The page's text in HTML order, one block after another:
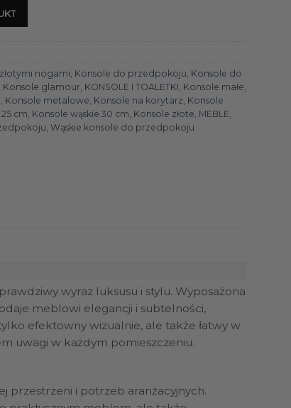
nogami Konsole do przedpokoju Konsole do
Konsole glamour KONSOLE I TOALETKI Konsole małe
Konsole metalowe Konsole na korytarz Konsole
cm Konsole wąskie 30 cm Konsole złote MEBLE
,Wąskie konsole do przedpokoju
wyraz luksusu i stylu. Wyposażona
meblowi elegancji i subtelności,
efektowny wizualnie, ale także łatwy w
uwagi w każdym pomieszczeniu.
przestrzeni i potrzeb aranżacyjnych.